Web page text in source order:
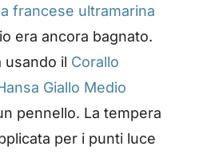
francese ultramarina
era ancora bagnato.
usando il Corallo
Giallo Medio
pennello. La tempera
per i punti luce